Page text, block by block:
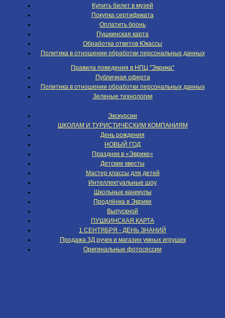
Купить билет в музей
Покупка сертификата
Оплатить бронь
Пушкинская карта
Обработка ответов Юкассы
Политика в отношении обработки персональных данных
Правила поведения в НПЦ "Эврика"
Публичная оферта
Политика в отношении обработки персональных данных
Зеленые технологии
Экскурсии
ШКОЛАМ И ТУРИСТИЧЕСКИМ КОМПАНИЯМ
День рождения
НОВЫЙ ГОД
Праздник в «Эврике»
Детские квесты
Мастер классы для детей
Интеллектуальные шоу
Школьные каникулы
Продлёнка в Эврике
Выпускной
ПУШКИНСКАЯ КАРТА
1 СЕНТЯБРЯ - ДЕНЬ ЗНАНИЙ
Продажа 3Д ручек и магазин умных игрушек
Оригинальные фотосессии